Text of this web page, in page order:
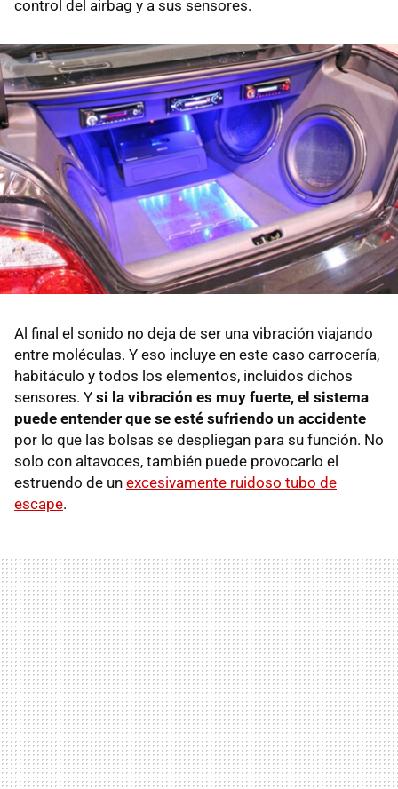
control del airbag y a sus sensores.
Al final el sonido no deja de ser una vibración viajando
entre moléculas. Y eso incluye en este caso carrocería,
habitáculo y todos los elementos, incluidos dichos
sensores. Y si la vibración es muy fuerte, el sistema
puede entender que se esté sufriendo un accidente
por lo que las bolsas se despliegan para su función. No
solo con altavoces, también puede provocarlo el
estruendo de un excesivamente ruidoso tubo de
escape.